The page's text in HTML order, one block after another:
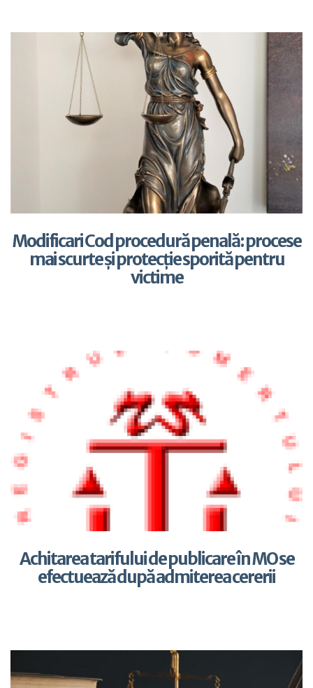
Modificari Cod procedură penală: procese
mai scurte și protecție sporită pentru
victime
Achitarea tarifului de publicare în MO se
efectuează după admiterea cererii